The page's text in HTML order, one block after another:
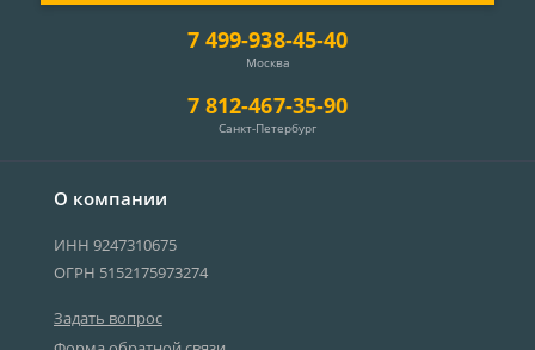
О компании
ИНН 9247310675
ОГРН 5152175973274
Задать вопрос
7 499-938-45-40
Москва
7 812-467-35-90
Санкт-Петербург